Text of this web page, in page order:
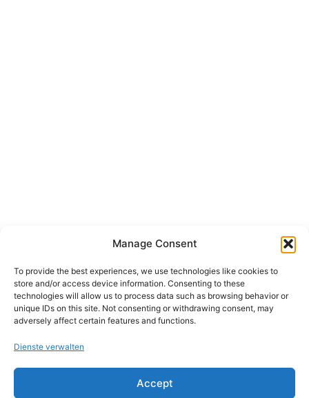
Manage Consent
To provide the best experiences, we use technologies like cookies to
store and/or access device information. Consenting to these
technologies will allow us to process data such as browsing behavior or
unique IDs on this site. Not consenting or withdrawing consent, may
adversely affect certain features and functions.
Dienste verwalten
Accept